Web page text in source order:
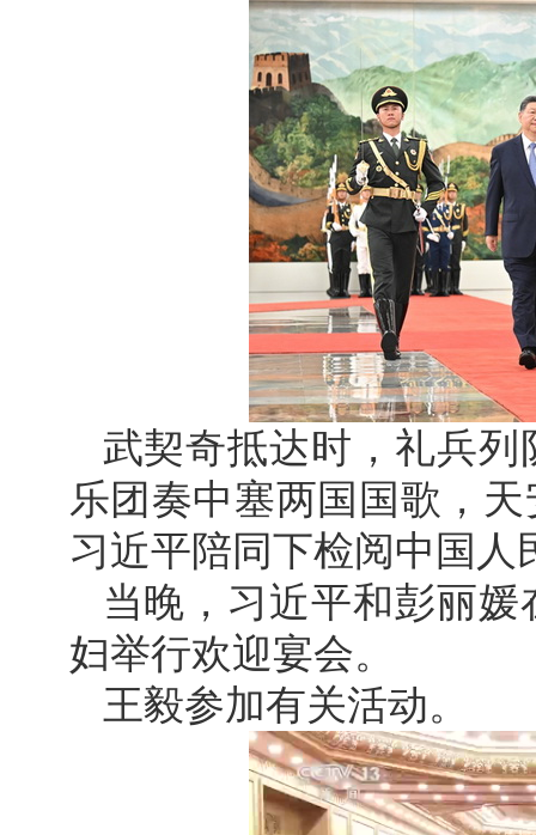
武契奇抵达时，礼兵
乐团奏中塞两国国歌，
习近平陪同下检阅中国
当晚，习近平和彭丽
妇举行欢迎宴会。
王毅参加有关活动。